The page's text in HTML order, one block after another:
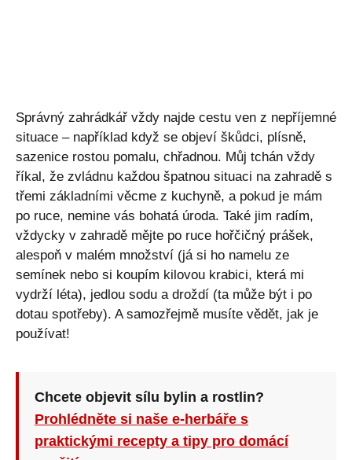
Správný zahrádkář vždy najde cestu ven z nepříjemné
situace – například když se objeví škůdci, plísně,
sazenice rostou pomalu, chřadnou. Můj tchán vždy
říkal, že zvládnu každou špatnou situaci na zahradě s
třemi základními věcme z kuchyně, a pokud je mám
po ruce, nemine vás bohatá úroda. Také jim radím,
vždycky v zahradě mějte po ruce hořčičný prášek,
alespoň v malém množství (já si ho namelu ze
semínek nebo si koupím kilovou krabici, která mi
vydrží léta), jedlou sodu a droždí (ta může být i po
dotau spotřeby). A samozřejmě musíte vědět, jak je
používat!
Chcete objevit sílu bylin a rostlin?
Prohlédněte si naše e-herbáře s
praktickými recepty a tipy pro domácí